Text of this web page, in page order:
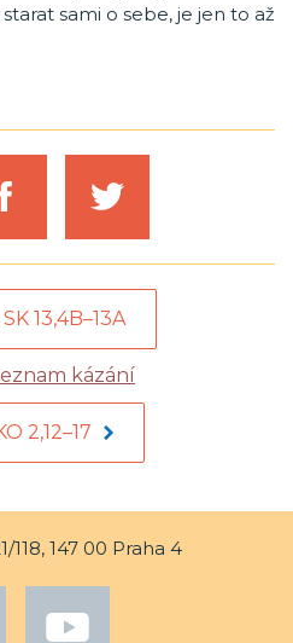
sami o sebe, je jen to až
13,4B–13A
kázání
2,12–17
118, 147 00 Praha 4